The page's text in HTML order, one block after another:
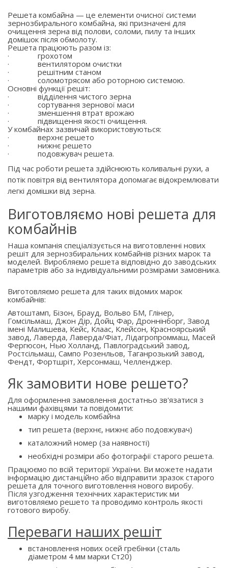
Решета комбайна — це елементи очисної системи
зернозбирального комбайна, які призначені для
очищення зерна від полови, соломи, пилу та інших
домішок після обмолоту.
Решета працюють разом із:
·
грохотом
·
вентилятором очистки
·
решітним станом
·
соломотрясом або роторною системою.
Основні функції решіт:
·
відділення чистого зерна
·
сортування зернової маси
·
зменшення втрат врожаю
·
підвищення якості очищення.
У комбайнах зазвичай використовуються:
·
верхнє решето
·
нижнє решето
·
подовжувач решета.
Під час роботи решета здійснюють коливальні рухи, а
потік повітря від вентилятора допомагає відокремлювати
легкі домішки від зерна.
Виготовляємо нові решета для
комбайнів
Наша компанія спеціалізується на виготовленні нових
решіт для зернозбиральних комбайнів різних марок та
моделей. Виробляємо решета відповідно до заводських
параметрів або за індивідуальними розмірами замовника.
Виготовляємо решета для таких відомих марок
комбайнів:
Автоштамп, Бізон, Брауд, Вольво БМ, Глінер,
Гомсільмаш, Джон Дір, Дойц Фар, Дроннінборг, Завод
імені Малишева, Кейс, Клаас, Клейсон, Красноярський
завод, Лаверда, Лаверда/Фіат, Лідагропроммаш, Масей
Фергюсон, Нью Холланд, Павлоградський завод,
Ростсільмаш, Сампо Розенльов, Таганрозький завод,
Фендт, Фортшріт, Херсонмаш, Челленджер.
Як замовити нове решето?
Для оформлення замовлення достатньо зв'язатися з
нашими фахівцями та повідомити:
марку і модель комбайна
тип решета (верхнє, нижнє або подовжувач)
каталожний номер (за наявності)
необхідні розміри або фотографії старого решета.
Працюємо по всій території України. Ви можете надати
інформацію дистанційно або відправити зразок старого
решета для точного виготовлення нового виробу.
Після узгодження технічних характеристик ми
виготовляємо решето та проводимо контроль якості
готового виробу.
Переваги наших решіт
встановлення нових осей гребінки (сталь
діаметром 4 мм марки Ст20)